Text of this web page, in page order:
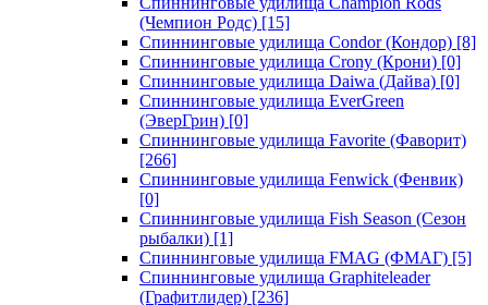
(Чемпион Родс) [15]
Спиннинговые удилища Condor (Кондор) [8]
Спиннинговые удилища Crony (Крони) [0]
Спиннинговые удилища Daiwa (Дайва) [0]
Спиннинговые удилища EverGreen
(ЭверГрин) [0]
Спиннинговые удилища Favorite (Фаворит)
[266]
Спиннинговые удилища Fenwick (Фенвик)
[0]
Спиннинговые удилища Fish Season (Сезон
рыбалки) [1]
Спиннинговые удилища FMAG (ФМАГ) [5]
Спиннинговые удилища Graphiteleader
(Графитлидер) [236]